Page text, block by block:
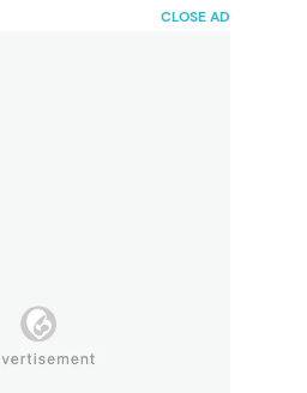
CLOSE AD